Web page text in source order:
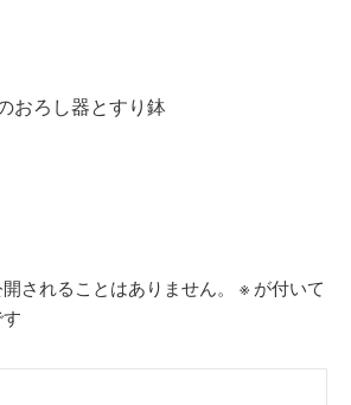
ろし器とすり鉢
されることはありません。 ※ が付いて